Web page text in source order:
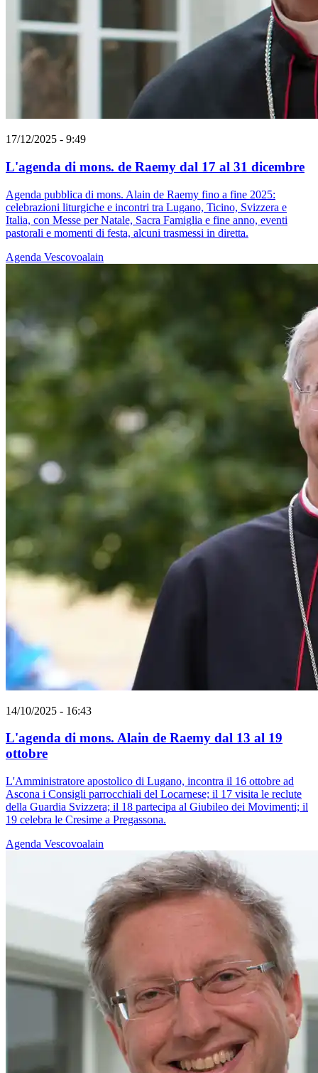
17/12/2025 - 9:49
L'agenda di mons. de Raemy dal 17 al 31 dicembre
Agenda pubblica di mons. Alain de Raemy fino a fine 2025:
celebrazioni liturgiche e incontri tra Lugano, Ticino, Svizzera e
Italia, con Messe per Natale, Sacra Famiglia e fine anno, eventi
pastorali e momenti di festa, alcuni trasmessi in diretta.
Agenda Vescovoalain
14/10/2025 - 16:43
L'agenda di mons. Alain de Raemy dal 13 al 19
ottobre
L'Amministratore apostolico di Lugano, incontra il 16 ottobre ad
Ascona i Consigli parrocchiali del Locarnese; il 17 visita le reclute
della Guardia Svizzera; il 18 partecipa al Giubileo dei Movimenti; il
19 celebra le Cresime a Pregassona.
Agenda Vescovoalain